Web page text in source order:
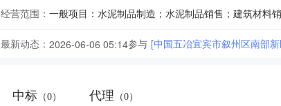
经营范围：
最新动态： 2026-06-06 05:14参与 [中国五冶宜宾市叙州区南部
中标 （0） 代理 （0）